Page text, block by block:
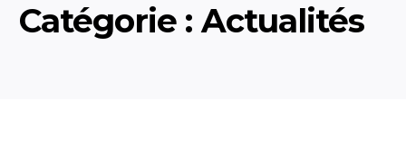
Catégorie :Actualités